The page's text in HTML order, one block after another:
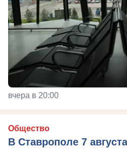
вчера в 20:00
Общество
В Ставрополе 7